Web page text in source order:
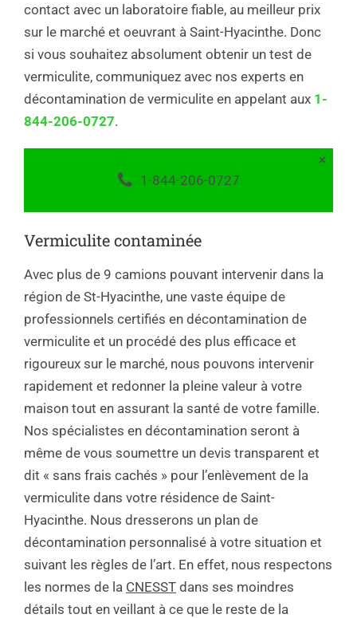
contact avec un laboratoire fiable, au meilleur prix
sur le marché et oeuvrant à Saint-Hyacinthe. Donc
si vous souhaitez absolument obtenir un test de
vermiculite, communiquez avec nos experts en
décontamination de vermiculite en appelant aux 1-
844-206-0727.
×
1-844-206-0727
Vermiculite contaminée
Avec plus de 9 camions pouvant intervenir dans la
région de St-Hyacinthe, une vaste équipe de
professionnels certifiés en décontamination de
vermiculite et un procédé des plus efficace et
rigoureux sur le marché, nous pouvons intervenir
rapidement et redonner la pleine valeur à votre
maison tout en assurant la santé de votre famille.
Nos spécialistes en décontamination seront à
même de vous soumettre un devis transparent et
dit « sans frais cachés » pour l’enlèvement de la
vermiculite dans votre résidence de Saint-
Hyacinthe. Nous dresserons un plan de
décontamination personnalisé à votre situation et
suivant les règles de l’art. En effet, nous respectons
les normes de la CNESST dans ses moindres
détails tout en veillant à ce que le reste de la